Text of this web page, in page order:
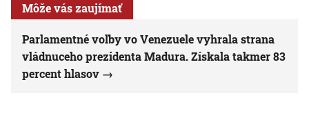
Môže vás zaujímať
Parlamentné voľby vo Venezuele vyhrala strana
vládnuceho prezidenta Madura. Získala takmer 83
percent hlasov